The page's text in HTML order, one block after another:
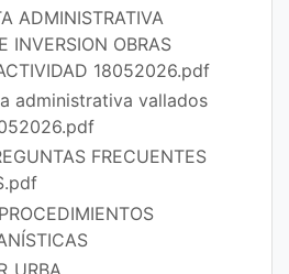
ADMINISTRATIVA
INVERSION OBRAS
18052026.pdf
administrativa vallados
FRECUENTES